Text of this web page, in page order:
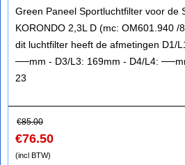
Green Paneel Sportluchtfilter voor de
KORONDO 2,3L D (mc: OM601.940 /
dit luchtfilter heeft de afmetingen D1/
──mm - D3/L3: 169mm - D4/L4:
23
€85.00
€76.50
(incl BTW)